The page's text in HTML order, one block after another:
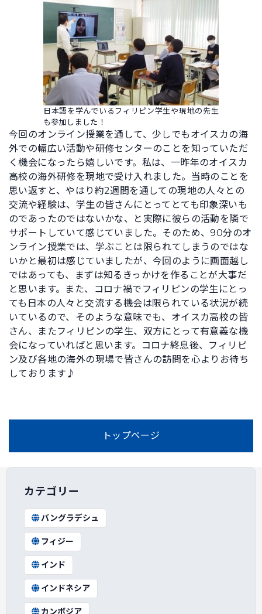
日本語を学んでいるフィリピン学生や現地の先生
も参加しました！
今回のオンライン授業を通して、少しでもオイスカの海
外での幅広い活動や研修センターのことを知っていただ
く機会になったら嬉しいです。私は、一昨年のオイスカ
高校の海外研修を現地で受け入れました。当時のことを
思い返すと、やはり約2週間を通しての現地の人々との
交流や経験は、学生の皆さんにとってとても印象深いも
のであったのではないかな、と実際に彼らの活動を隣で
サポートしていて感じていました。そのため、90分のオ
ンライン授業では、学ぶことは限られてしまうのではな
いかと最初は感じていましたが、今回のように画面越し
ではあっても、まずは知るきっかけを作ることが大事だ
と思います。また、コロナ禍でフィリピンの学生にとっ
ても日本の人々と交流する機会は限られている状況が続
いているので、そのような意味でも、オイスカ高校の皆
さん、またフィリピンの学生、双方にとって有意義な機
会になっていればと思います。コロナ終息後、フィリピ
ン及び各地の海外の現場で皆さんの訪問を心よりお待ち
しております♪
トップページ
カテゴリー
バングラデシュ
フィジー
インド
インドネシア
カンボジア